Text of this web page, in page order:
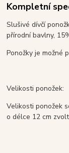
Kompletní
Slušivé dívčí
přírodní bavlny,
Ponožky je možné
Velikosti ponožek:
Velikosti ponožek
o délce 12 cm